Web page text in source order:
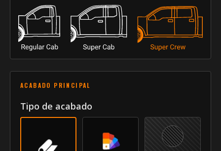
sector.
Año
2021-2026
Marca
Ford
Modelo
F-150
Submodelo
SuperCrew
Identidad
Proveedor
MyCar Trim
ACABADO PRINCIPAL
Tipo de acabado